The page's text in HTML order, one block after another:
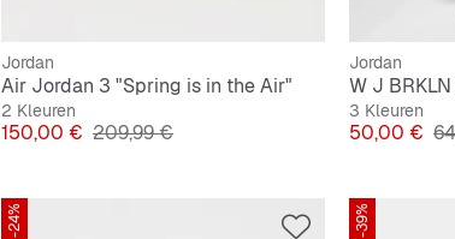
Jordan
Air Jordan 3 "Spring is in the Air"
2 Kleuren
Prijs
150,00 € Originele Prijs
209,99 €
Jordan
3 Kleuren
Prijs
50,00 €
-24% -39%